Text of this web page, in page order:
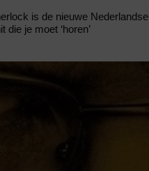
is de nieuwe Nederlandse
die je moet ‘horen’